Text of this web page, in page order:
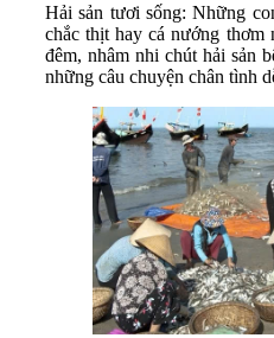
Hải sản tươi sống: Những
chắc thịt hay cá nướng thơm
đêm, nhâm nhi chút hải sản
những câu chuyện chân tình